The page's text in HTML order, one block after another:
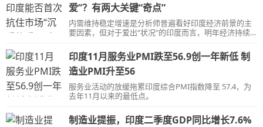
爱”？有两大关键“奇点”
内需维持稳定增速是分析师普遍看好印度经济前景的主
要因素，但对于爱出“状况”的印度而言，明年经济持续
本支出能否挑大梁。
印度11月服务业PMI跌至56.9创一年新低 制
造业PMI升至56
服务业活动的放缓拖累印度综合PMI指数降至 57.4，为
去年11月以来的最低点。
制造业提振，印度二季度GDP同比增长7.6%